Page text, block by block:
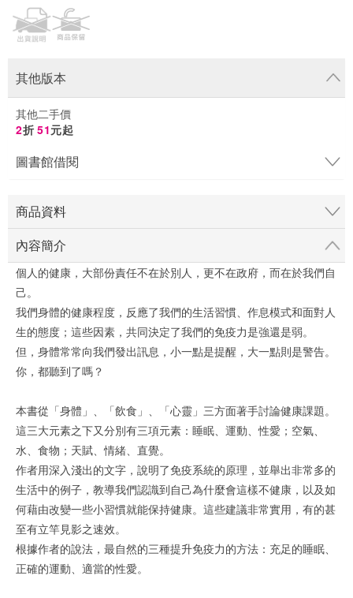
其他版本
其他二手價
2折 51元起
圖書館借閱
商品資料
內容簡介
個人的健康，大部份責任不在於別人，更不在政府，而在於我們自
己。
我們身體的健康程度，反應了我們的生活習慣、作息模式和面對人
生的態度；這些因素，共同決定了我們的免疫力是強還是弱。
但，身體常常向我們發出訊息，小一點是提醒，大一點則是警告。
你，都聽到了嗎？
本書從「身體」、「飲食」、「心靈」三方面著手討論健康課題。
這三大元素之下又分別有三項元素：睡眠、運動、性愛；空氣、
水、食物；天賦、情緒、直覺。
作者用深入淺出的文字，說明了免疫系統的原理，並舉出非常多的
生活中的例子，教導我們認識到自己為什麼會這樣不健康，以及如
何藉由改變一些小習慣就能保持健康。這些建議非常實用，有的甚
至有立竿見影之速效。
根據作者的說法，最自然的三種提升免疫力的方法：充足的睡眠、
正確的運動、適當的性愛。